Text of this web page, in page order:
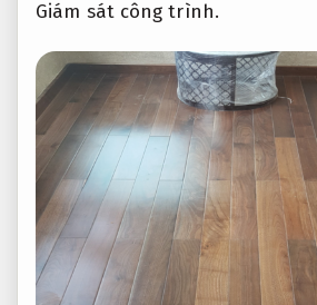
Giám sát công trình.